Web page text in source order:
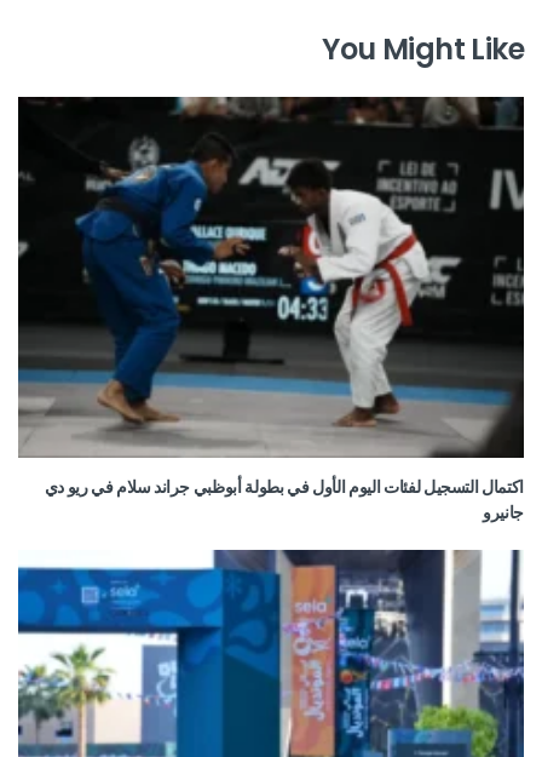
You Might Like
اكتمال التسجيل لفئات اليوم الأول في بطولة أبوظبي جراند سلام في ريو دي
جانيرو